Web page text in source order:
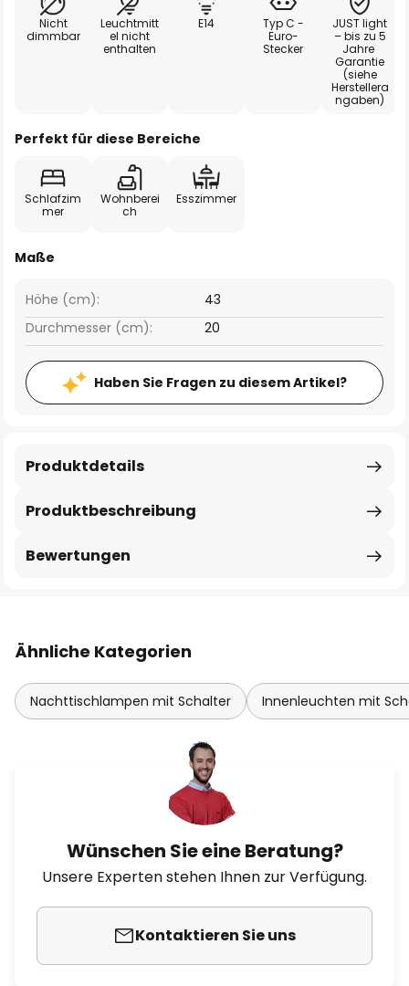
Nicht
dimmbar
Leuchtmitt
el nicht
enthalten
E14
Typ C -
Euro-
Stecker
JUST light
– bis zu 5
Jahre
Garantie
(siehe
Herstellera
ngaben)
Perfekt für diese Bereiche
Schlafzim
mer
Wohnberei
ch
Esszimmer
Maße
Höhe (cm):
43
Durchmesser (cm):
20
Haben Sie Fragen zu diesem Artikel?
Produktbeschreibung
Produktdetails
Bewertungen
Ähnliche Kategorien
Nachttischlampen mit Schalter Innenleuchten mit
Wünschen Sie eine Beratung?
Unsere Experten stehen Ihnen zur Verfügung.
Kontaktieren Sie uns